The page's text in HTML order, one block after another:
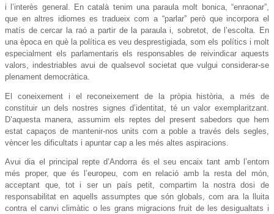
i l’interès general. En català tenim una paraula molt bonica, “enraonar”,
que en altres idiomes es tradueix com a “parlar” però que incorpora el
matís de cercar la raó a partir de la paraula i, sobretot, de l’escolta. En
una època en què la política es veu desprestigiada, som els polítics i molt
especialment els parlamentaris els responsables de reivindicar aquests
valors, indestriables avui de qualsevol societat que vulgui considerar-se
plenament democràtica.
El coneixement i el reconeixement de la pròpia història, a més de
constituir un dels nostres signes d’identitat, té un valor exemplaritzant.
D’aquesta manera, assumim els reptes del present sabedors que hem
estat capaços de mantenir-nos units com a poble a través dels segles,
vèncer les dificultats i apuntar cap a les més altes aspiracions.
Avui dia el principal repte d’Andorra és el seu encaix tant amb l’entorn
més proper, que és l’europeu, com en relació amb la resta del món,
acceptant que, tot i ser un país petit, compartim la nostra dosi de
responsabilitat en aquells assumptes que són globals, com ara la lluita
contra el canvi climàtic o les grans migracions fruit de les desigualtats i